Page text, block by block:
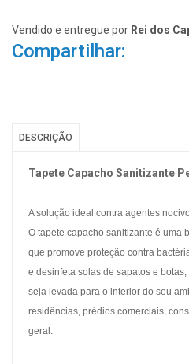
Vendido e entregue por Rei dos
Compartilhar:
DESCRIÇÃO
Tapete Capacho Sanitizante
A solução ideal contra agentes
O tapete capacho sanitizante é uma
que promove proteção contra
e desinfeta solas de sapatos e
seja levada para o interior do seu
residências, prédios comerciais,
geral.